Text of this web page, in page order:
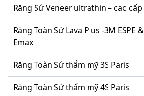
Răng Sứ Veneer ultrathin – cao cấp
Răng Toàn Sứ Lava Plus -3M ESPE &
Emax
Răng Toàn Sứ thẩm mỹ 3S Paris
Răng Toàn Sứ thẩm mỹ 4S Paris